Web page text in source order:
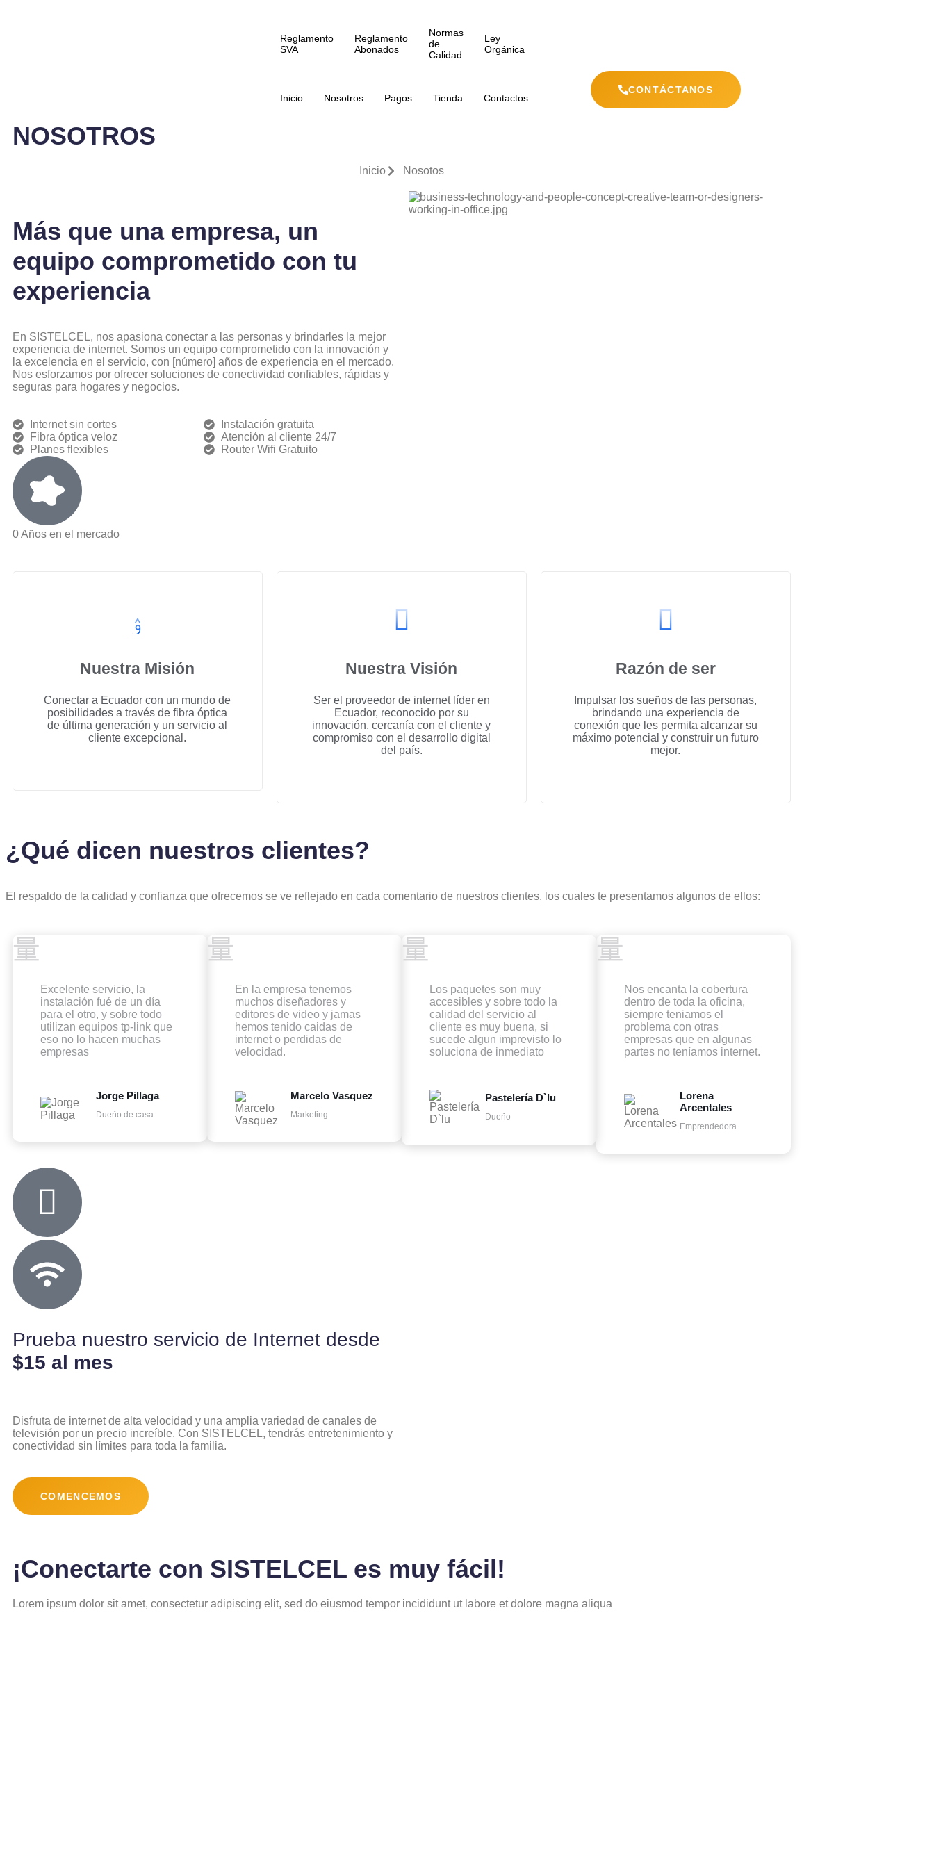
Reglamento
SVA
Reglamento
Abonados
Normas
de
Calidad
Ley
Orgánica
Inicio Nosotros Pagos Tienda Contactos
CONTÁCTANOS
NOSOTROS
Inicio Nosotos
Más que una empresa, un
equipo comprometido con tu
experiencia
En SISTELCEL, nos apasiona conectar a las personas y brindarles la mejor
experiencia de internet. Somos un equipo comprometido con la innovación y
la excelencia en el servicio, con [número] años de experiencia en el mercado.
Nos esforzamos por ofrecer soluciones de conectividad confiables, rápidas y
seguras para hogares y negocios.
Internet sin cortes
Fibra óptica veloz
Planes flexibles
Instalación gratuita
Atención al cliente 24/7
Router Wifi Gratuito
0Años en el mercado
Nuestra Misión
Conectar a Ecuador con un mundo de
posibilidades a través de fibra óptica
de última generación y un servicio al
cliente excepcional.
Nuestra Visión
Ser el proveedor de internet líder en
Ecuador, reconocido por su
innovación, cercanía con el cliente y
compromiso con el desarrollo digital
del país.
Razón de ser
Impulsar los sueños de las personas,
brindando una experiencia de
conexión que les permita alcanzar su
máximo potencial y construir un futuro
mejor.
¿Qué dicen nuestros clientes?
El respaldo de la calidad y confianza que ofrecemos se ve reflejado en cada comentario de nuestros clientes, los cuales te presentamos algunos de ellos:
Excelente servicio, la
instalación fué de un día
para el otro, y sobre todo
utilizan equipos tp-link que
eso no lo hacen muchas
empresas
Jorge Pillaga
Dueño de casa
En la empresa tenemos
muchos diseñadores y
editores de video y jamas
hemos tenido caidas de
internet o perdidas de
velocidad.
Marcelo Vasquez
Marketing
Los paquetes son muy
accesibles y sobre todo la
calidad del servicio al
cliente es muy buena, si
sucede algun imprevisto lo
soluciona de inmediato
Pastelería D`lu
Dueño
Nos encanta la cobertura
dentro de toda la oficina,
siempre teniamos el
problema con otras
empresas que en algunas
partes no teníamos internet.
Lorena
Arcentales
Emprendedora
Prueba nuestro servicio de Internet desde
$15 al mes
Disfruta de internet de alta velocidad y una amplia variedad de canales de
televisión por un precio increíble. Con SISTELCEL, tendrás entretenimiento y
conectividad sin límites para toda la familia.
COMENCEMOS
¡Conectarte con SISTELCEL es muy fácil!
Lorem ipsum dolor sit amet, consectetur adipiscing elit, sed do eiusmod tempor incididunt ut labore et dolore magna aliqua